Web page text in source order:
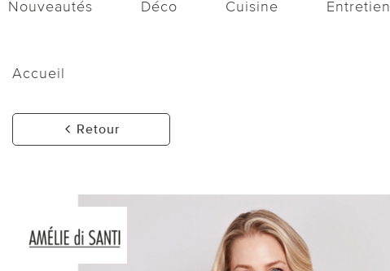
Nouveautés Déco Cuisine Entretien
Accueil
Retour